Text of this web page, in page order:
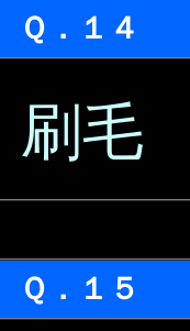
Ｑ．１４
刷毛
Ｑ．１５